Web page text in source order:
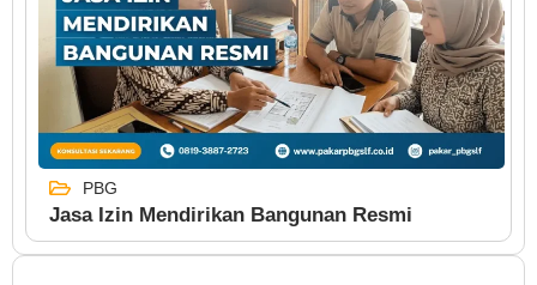
PBG
Jasa Izin Mendirikan Bangunan Resmi